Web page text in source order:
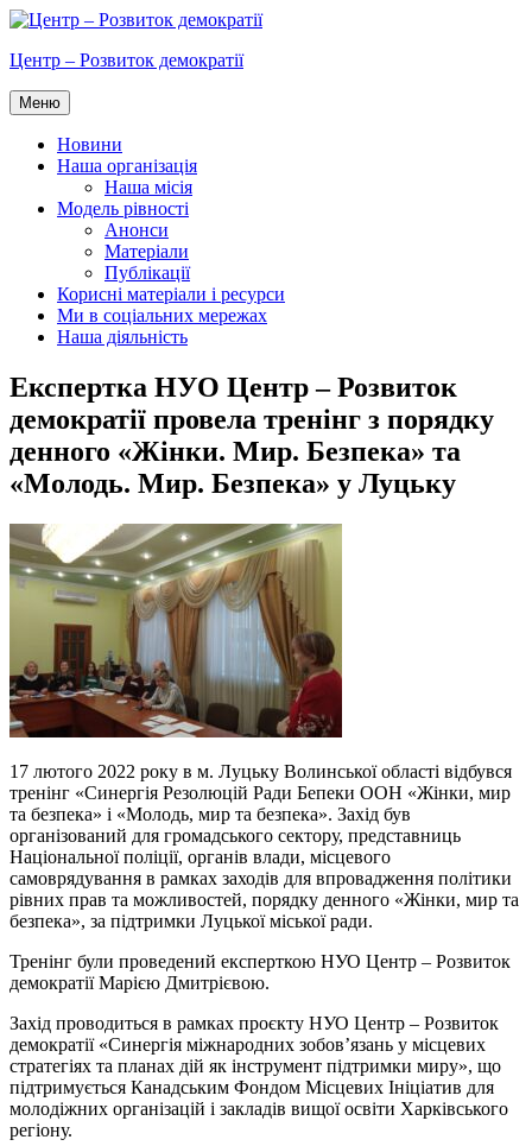
Перейти
вмісту
Центр – Розвиток демократії
Меню
Новини
Наша організація
Наша місія
Модель рівності
Анонси
Матеріали
Публікації
Корисні матеріали і ресурси
Ми в соціальних мережах
Наша діяльність
Експертка НУО Центр – Розвиток
демократії провела тренінг з порядку
денного «Жінки. Мир. Безпека» та
«Молодь. Мир. Безпека» у Луцьку
17 лютого 2022 року в м. Луцьку Волинської області відбувся
тренінг «Синергія Резолюцій Ради Бепеки ООН «Жінки, мир
та безпека» і «Молодь, мир та безпека». Захід був
організований для громадського сектору, представниць
Національної поліції, органів влади, місцевого
самоврядування в рамках заходів для впровадження політики
рівних прав та можливостей, порядку денного «Жінки, мир та
безпека», за підтримки Луцької міської ради.
Тренінг були проведений експерткою НУО Центр – Розвиток
демократії Марією Дмитрієвою.
Захід проводиться в рамках проєкту НУО Центр – Розвиток
демократії «Синергія міжнародних зобов’язань у місцевих
стратегіях та планах дій як інструмент підтримки миру», що
підтримується Канадським Фондом Місцевих Ініціатив для
молодіжних організацій і закладів вищої освіти Харківського
регіону.